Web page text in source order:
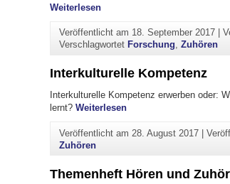
Weiterlesen"Zuhören in Dublin: Die
Veröffentlicht am 18. September 2017 |
Verschlagwortet Forschung,Zuhören
Interkulturelle Kompetenz
Interkulturelle Kompetenz erwerben oder:
lernt? Weiterlesen"Interkulturelle
Veröffentlicht am 28. August 2017 |
Zuhören
Themenheft Hören und